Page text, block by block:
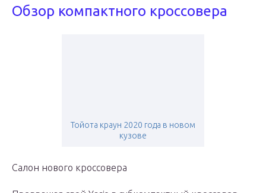
Обзор компактного кроссовера
Тойота краун 2020 года в новом
кузове
Салон нового кроссовера